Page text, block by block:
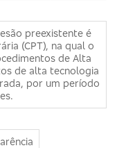
preexistente é
(CPT), na qual o
de Alta
de alta tecnologia
por um período